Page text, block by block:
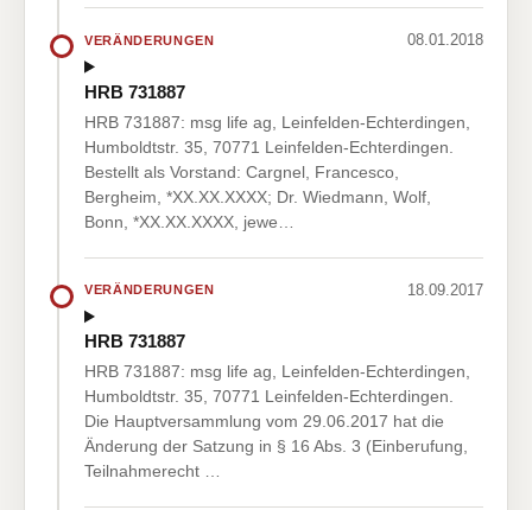
VERÄNDERUNGEN 08.01.2018
HRB 731887
HRB 731887: msg life ag, Leinfelden-Echterdingen,
Humboldtstr. 35, 70771 Leinfelden-Echterdingen.
Bestellt als Vorstand: Cargnel, Francesco,
Bergheim, *XX.XX.XXXX; Dr. Wiedmann, Wolf,
Bonn, *XX.XX.XXXX, jewe…
VERÄNDERUNGEN 18.09.2017
HRB 731887
HRB 731887: msg life ag, Leinfelden-Echterdingen,
Humboldtstr. 35, 70771 Leinfelden-Echterdingen.
Die Hauptversammlung vom 29.06.2017 hat die
Änderung der Satzung in § 16 Abs. 3 (Einberufung,
Teilnahmerecht …